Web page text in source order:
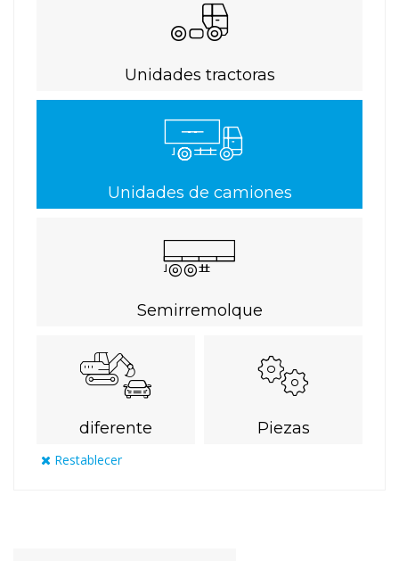
Unidades tractoras
Unidades de camiones
Semirremolque
diferente Piezas
Restablecer